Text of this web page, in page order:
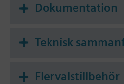
Dokumentation
Teknisk
Flervalstillbehör